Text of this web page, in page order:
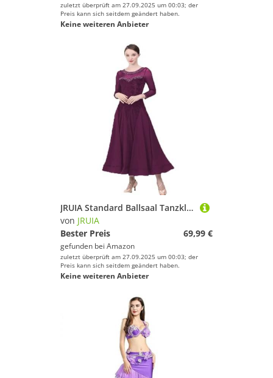
zuletzt überprüft am 27.09.2025 um 00:03; der
Preis kann sich seitdem geändert haben.
Keine weiteren Anbieter
JRUIA Standard Ballsaal Tanzkleider Für Frauen Samt Flamenco Walzer Leistung Tanzkleidung Mesh Spleiß Langarm Tango Foxtrot Kostüm EIN Linienrock,Lila,L
von JRUIA
Bester Preis
69,99 €
gefunden bei Amazon
zuletzt überprüft am 27.09.2025 um 00:03; der
Preis kann sich seitdem geändert haben.
Keine weiteren Anbieter